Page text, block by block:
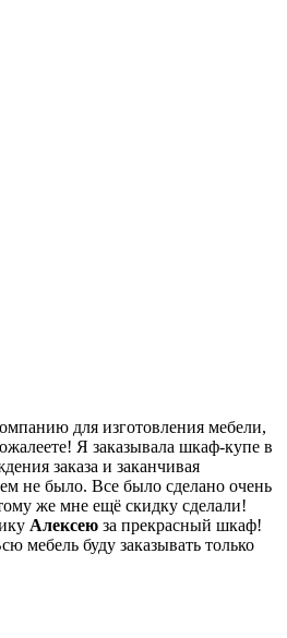
для изготовления мебели,
Я заказывала шкаф-купе в
заказа и заканчивая
не было. Все было сделано очень
же мне ещё скидку сделали!
Алексею за прекрасный шкаф!
мебель буду заказывать только